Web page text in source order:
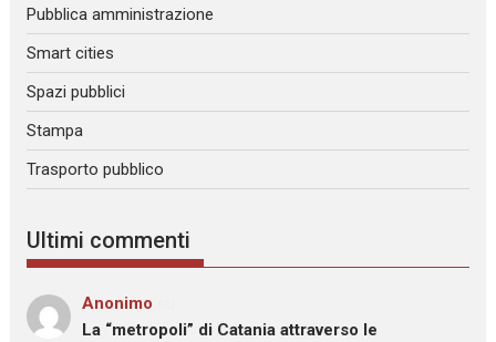
Pubblica amministrazione
Smart cities
Spazi pubblici
Stampa
Trasporto pubblico
Ultimi commenti
Anonimo
La “metropoli” di Catania attraverso le